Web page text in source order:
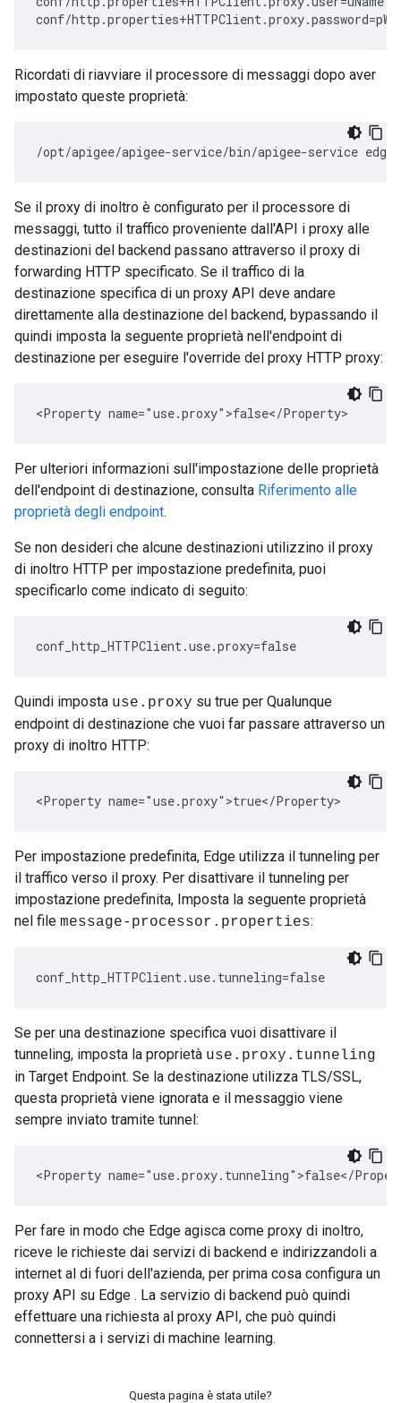
conf/http .properties+HTTPClient.proxy.password=
Ricordati di riavviare il processore di messaggi dopo aver
impostato queste proprietà:
/opt/apigee/apigee-service/bin/apigee-service
Se il proxy di inoltro è configurato per il processore di
messaggi, tutto il traffico proveniente dall'API i proxy alle
destinazioni del backend passano attraverso il proxy di
forwarding HTTP specificato. Se il traffico di la
destinazione specifica di un proxy API deve andare
direttamente alla destinazione del backend, bypassando il
quindi imposta la seguente proprietà nell'endpoint di
destinazione per eseguire l'override del proxy HTTP proxy:
<Property name="use.proxy">false</Property>
Per ulteriori informazioni sull'impostazione delle proprietà
dell'endpoint di destinazione, consulta Riferimento alle
proprietà degli endpoint.
Se non desideri che alcune destinazioni utilizzino il proxy
di inoltro HTTP per impostazione predefinita, puoi
specificarlo come indicato di seguito:
conf_http_HTTPClient.use.proxy=false
Quindi imposta use.proxy su true per Qualunque
endpoint di destinazione che vuoi far passare attraverso un
proxy di inoltro HTTP:
<Property name="use.proxy">true</Property>
Per impostazione predefinita, Edge utilizza il tunneling per
il traffico verso il proxy. Per disattivare il tunneling per
impostazione predefinita, Imposta la seguente proprietà
nel file message-processor.properties:
conf_http_HTTPClient.use.tunneling=false
Se per una destinazione specifica vuoi disattivare il
tunneling, imposta la proprietà use.proxy.tunneling
in Target Endpoint. Se la destinazione utilizza TLS/SSL,
questa proprietà viene ignorata e il messaggio viene
sempre inviato tramite tunnel:
<Property name="use.proxy.tunneling">false</
Per fare in modo che Edge agisca come proxy di inoltro,
riceve le richieste dai servizi di backend e indirizzandoli a
internet al di fuori dell'azienda, per prima cosa configura un
proxy API su Edge . La servizio di backend può quindi
effettuare una richiesta al proxy API, che può quindi
connettersi a i servizi di machine learning.
Questa pagina è stata utile?